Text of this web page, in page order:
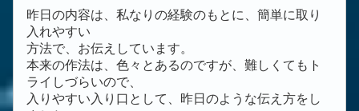
昨日の内容は、私なりの経験のもとに、簡単に取り
入れやすい
方法で、お伝えしています。
本来の作法は、色々とあるのですが、難しくてもト
ライしづらいので、
入りやすい入り口として、昨日のような伝え方をし